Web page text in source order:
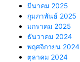
มีนาคม 2025
กุมภาพันธ์ 2025
มกราคม 2025
ธันวาคม 2024
พฤศจิกายน 2024
ตุลาคม 2024